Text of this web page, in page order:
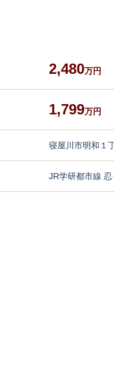
2,480万円
1,799万円
寝屋川市明和１
JR学研都市線